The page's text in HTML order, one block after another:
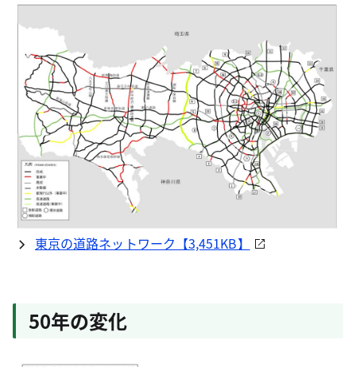
東京の道路ネットワーク【3,451KB】
50年の変化